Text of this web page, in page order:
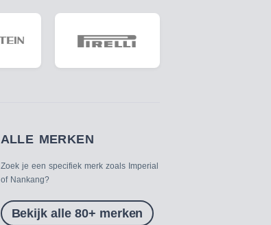
ALLE MERKEN
Zoek je een specifiek merk zoals Imperial
of Nankang?
Bekijk alle 80+ merken